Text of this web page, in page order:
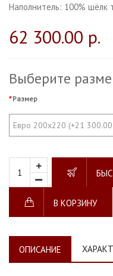
Наполнитель: 100% шёлк
62 300.00 р.
Выберите
Размер
Евро 200х220 (+21
В КОРЗИНУ
ОПИСАНИЕ